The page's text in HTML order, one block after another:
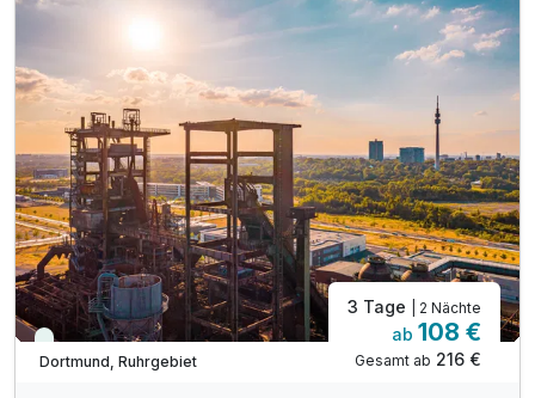
1 x Tischreservierung im nahegelegenen Restaurant
inkl. WLAN-Nutzung
Bitte beachten Sie, das vor Ort
keine Barzahlung möglich ist!
Immer verfügbar
Dortmund, Ruhrgebiet
3 Tage | 2 Nächte
ab 108 €
Gesamt ab 216 €